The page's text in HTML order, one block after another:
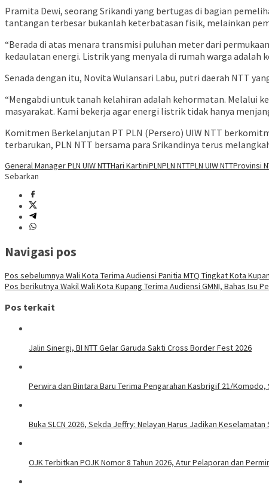
Pramita Dewi, seorang Srikandi yang bertugas di bagian
tantangan terbesar bukanlah keterbatasan fisik, melainkan
“Berada di atas menara transmisi puluhan meter dari
kedaulatan energi. Listrik yang menyala di rumah warga adalah
Senada dengan itu, Novita Wulansari Labu, putri daerah NTT
“Mengabdi untuk tanah kelahiran adalah kehormatan. Melalui
masyarakat. Kami bekerja agar energi listrik tidak hanya
Komitmen Berkelanjutan PT PLN (Persero) UIW NTT
terbarukan, PLN NTT bersama para Srikandinya terus
General Manager PLN UIW NTTHari KartiniPLNPLN NTTPLN UIW NTTProvinsi
Sebarkan
Navigasi pos
Pos sebelumnya Wali Kota Terima Audiensi Panitia MTQ Tingkat Kota
Pos berikutnya Wakil Wali Kota Kupang Terima Audiensi GMNI, Bahas Isu
Pos terkait
Jalin Sinergi, BI NTT Gelar Garuda Sakti Cross Border Fest 2026
Perwira dan Bintara Baru Terima Pengarahan Kasbrigif 21/Komodo,
Buka SLCN 2026, Sekda Jeffry: Nelayan Harus Jadikan
OJK Terbitkan POJK Nomor 8 Tahun 2026, Atur Pelaporan dan